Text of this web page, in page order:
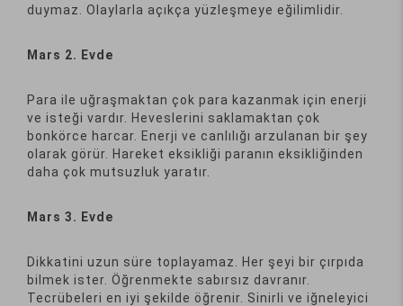
duymaz. Olaylarla açıkça yüzleşmeye eğilimlidir.
Mars 2. Evde
Para ile uğraşmaktan çok para kazanmak için enerji
ve isteği vardır. Heveslerini saklamaktan çok
bonkörce harcar. Enerji ve canlılığı arzulanan bir şey
olarak görür. Hareket eksikliği paranın eksikliğinden
daha çok mutsuzluk yaratır.
Mars 3. Evde
Dikkatini uzun süre toplayamaz. Her şeyi bir çırpıda
bilmek ister. Öğrenmekte sabırsız davranır.
Tecrübeleri en iyi şekilde öğrenir. Sinirli ve iğneleyici